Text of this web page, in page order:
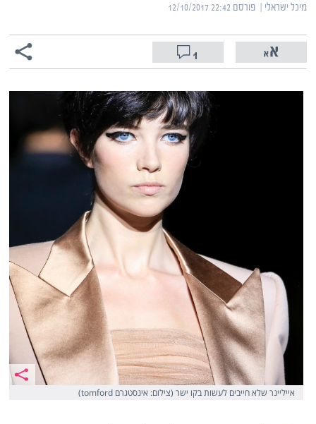
מיכל ישראלי | ‏פורסם ‎12/10/2017 22:42
1
אייליינר שלא חייבים לעשות בקו ישר (צילום: אינסטגרם tomford)